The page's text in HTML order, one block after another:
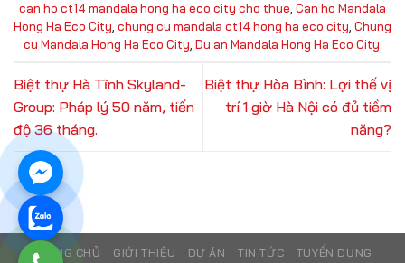
can ho ct14 mandala hong ha eco city cho thue, Can ho Mandala
Hong Ha Eco City, chung cu mandala ct14 hong ha eco city, Chung
cu Mandala Hong Ha Eco City, Du an Mandala Hong Ha Eco City.
Biệt thự Hà Tĩnh Skyland-
Group: Pháp lý 50 năm, tiến
độ 36 tháng.
Biệt thự Hòa Bình: Lợi thế vị
trí 1 giờ Hà Nội có đủ tiềm
năng?
TRANG CHỦ GIỚI THIỆU DỰ ÁN TIN TỨC TUYỂN DỤNG